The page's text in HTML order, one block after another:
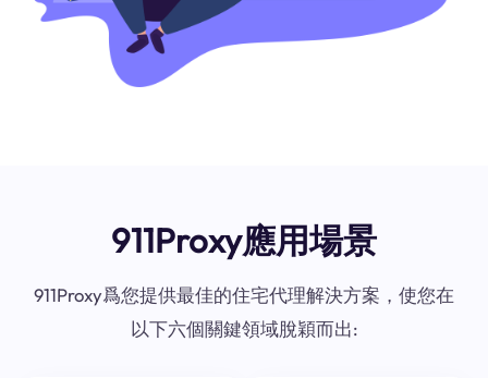
911Proxy應用場景
911Proxy爲您提供最佳的住宅代理解決方案，使您在
以下六個關鍵領域脫穎而出: